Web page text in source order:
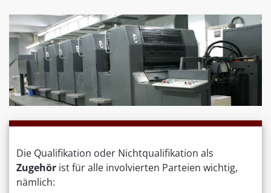
Die Qualifikation oder Nichtqualifikation als
Zugehör ist für alle involvierten Parteien wichtig,
nämlich: